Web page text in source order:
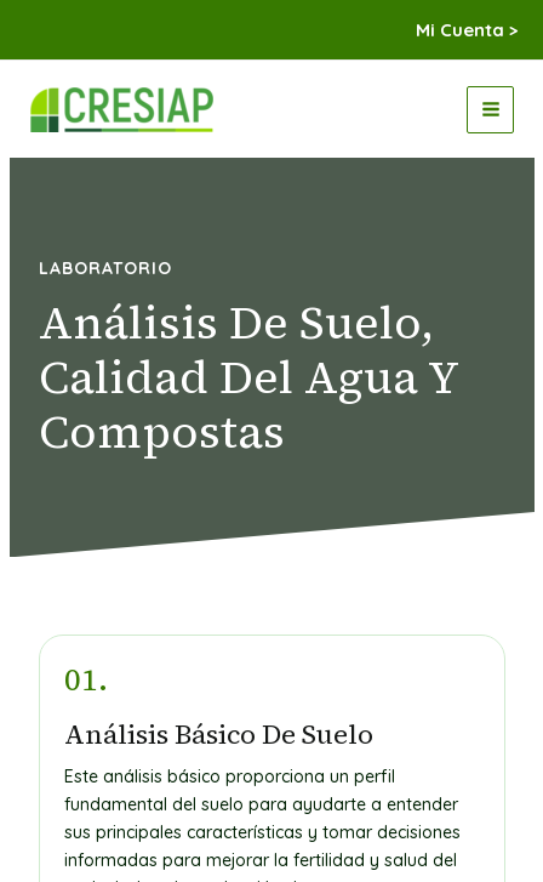
Mi Cuenta >
LABORATORIO
Análisis De Suelo,
Calidad Del Agua Y
Compostas
01.
Análisis Básico De Suelo
Este análisis básico proporciona un perfil
fundamental del suelo para ayudarte a entender
sus principales características y tomar decisiones
informadas para mejorar la fertilidad y salud del